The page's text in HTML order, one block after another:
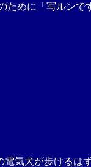
ために「写ルンで
電気犬が歩けるは